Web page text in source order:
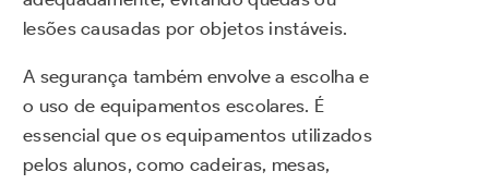
lesões causadas por objetos instáveis.
A segurança também envolve a escolha e
o uso de equipamentos escolares. É
essencial que os equipamentos utilizados
pelos alunos, como cadeiras, mesas,